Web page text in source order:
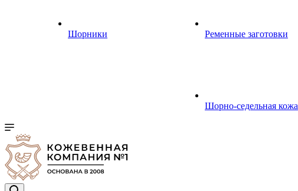
Шорники Ременные заготовки
Шорно-седельная кожа